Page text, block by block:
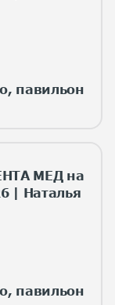
павильон
МЕД на
| Наталья
павильон